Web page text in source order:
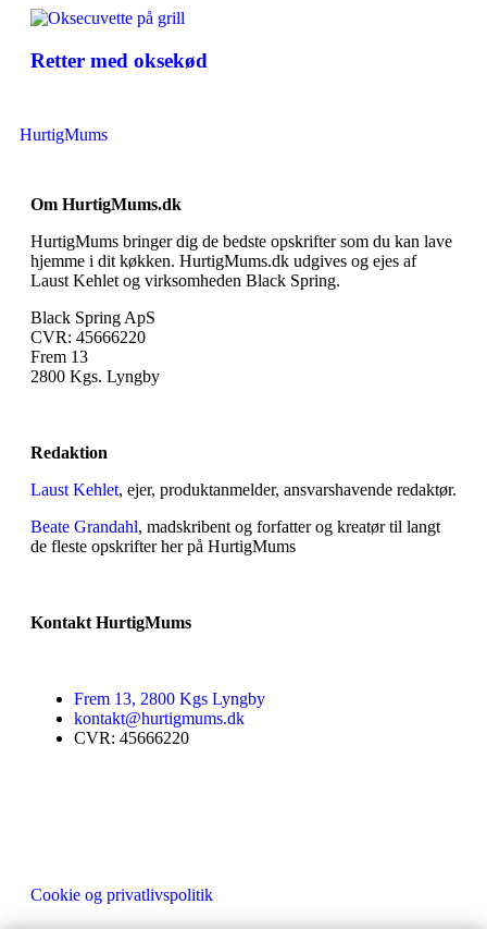
Retter med oksekød
HurtigMums
Om HurtigMums.dk
HurtigMums bringer dig de bedste opskrifter som du kan lave
hjemme i dit køkken. HurtigMums.dk udgives og ejes af
Laust Kehlet og virksomheden Black Spring.
Black Spring ApS
CVR: 45666220
Frem 13
2800 Kgs. Lyngby
Redaktion
Laust Kehlet, ejer, produktanmelder, ansvarshavende redaktør.
Beate Grandahl, madskribent og forfatter og kreatør til langt
de fleste opskrifter her på HurtigMums
Kontakt HurtigMums
Frem 13, 2800 Kgs Lyngby
kontakt@hurtigmums.dk
CVR: 45666220
Cookie og privatlivspolitik